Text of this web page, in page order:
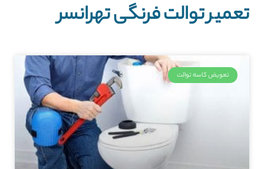
تعمیر توالت فرنگی تهرانسر
تعویض کاسه توالت